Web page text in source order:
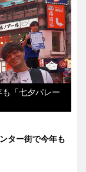
「七夕パレー
ター街で今年も